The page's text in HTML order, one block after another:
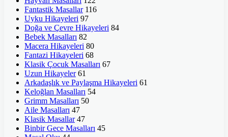
Fantastik Masallar 116
Uyku Hikayeleri 97
Doğa ve Çevre Hikayeleri 84
Bebek Masalları 82
Macera Hikayeleri 80
Fantazi Hikayeleri 68
Klasik Çocuk Masalları 67
Uzun Hikayeler 61
Arkadaşlık ve Paylaşma Hikayeleri 61
Keloğlan Masalları 54
Grimm Masalları 50
Aile Masalları 47
Klasik Masallar 47
Binbir Gece Masalları 45